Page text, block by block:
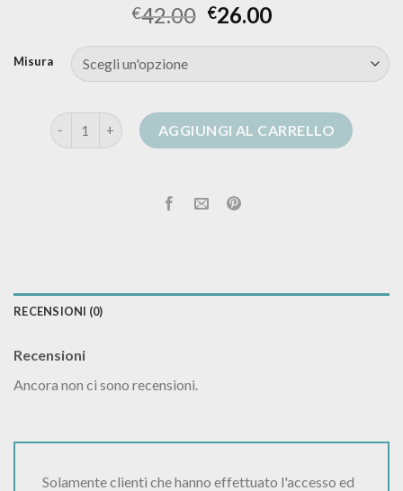
€42.00 €26.00
Misura
cardigan oversize uomo quantitàAGGIUNGI AL CARRELLO
RECENSIONI (0)
Recensioni
Ancora non ci sono recensioni.
Solamente clienti che hanno effettuato l'accesso ed